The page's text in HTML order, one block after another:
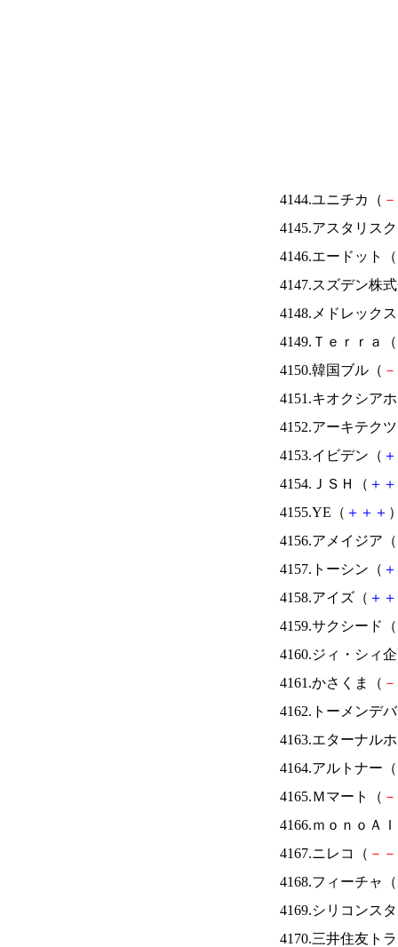
4144.ユニチカ（ －
4145.アスタリス
4146.エードット（
4147.スズデン株
4148.メドレック
4149.Ｔｅｒｒａ（
4150.韓国ブル（ －
4151.キオクシア
4152.アーキテク
4153.イビデン（ ＋
4154.ＪＳＨ（ ＋ ＋
4155.YE（ ＋ ＋ ＋
4156.アメイジア（
4157.トーシン（ ＋
4158.アイズ（ ＋ ＋
4159.サクシード（
4160.ジィ・シィ
4161.かさくま（ －
4162.トーメンデ
4163.エターナル
4164.アルトナー（
4165.Ｍマート（ －
4166.ｍｏｎｏＡ
4167.ニレコ（ － －
4168.フィーチャ（
4169.シリコンス
4170.三井住友ト